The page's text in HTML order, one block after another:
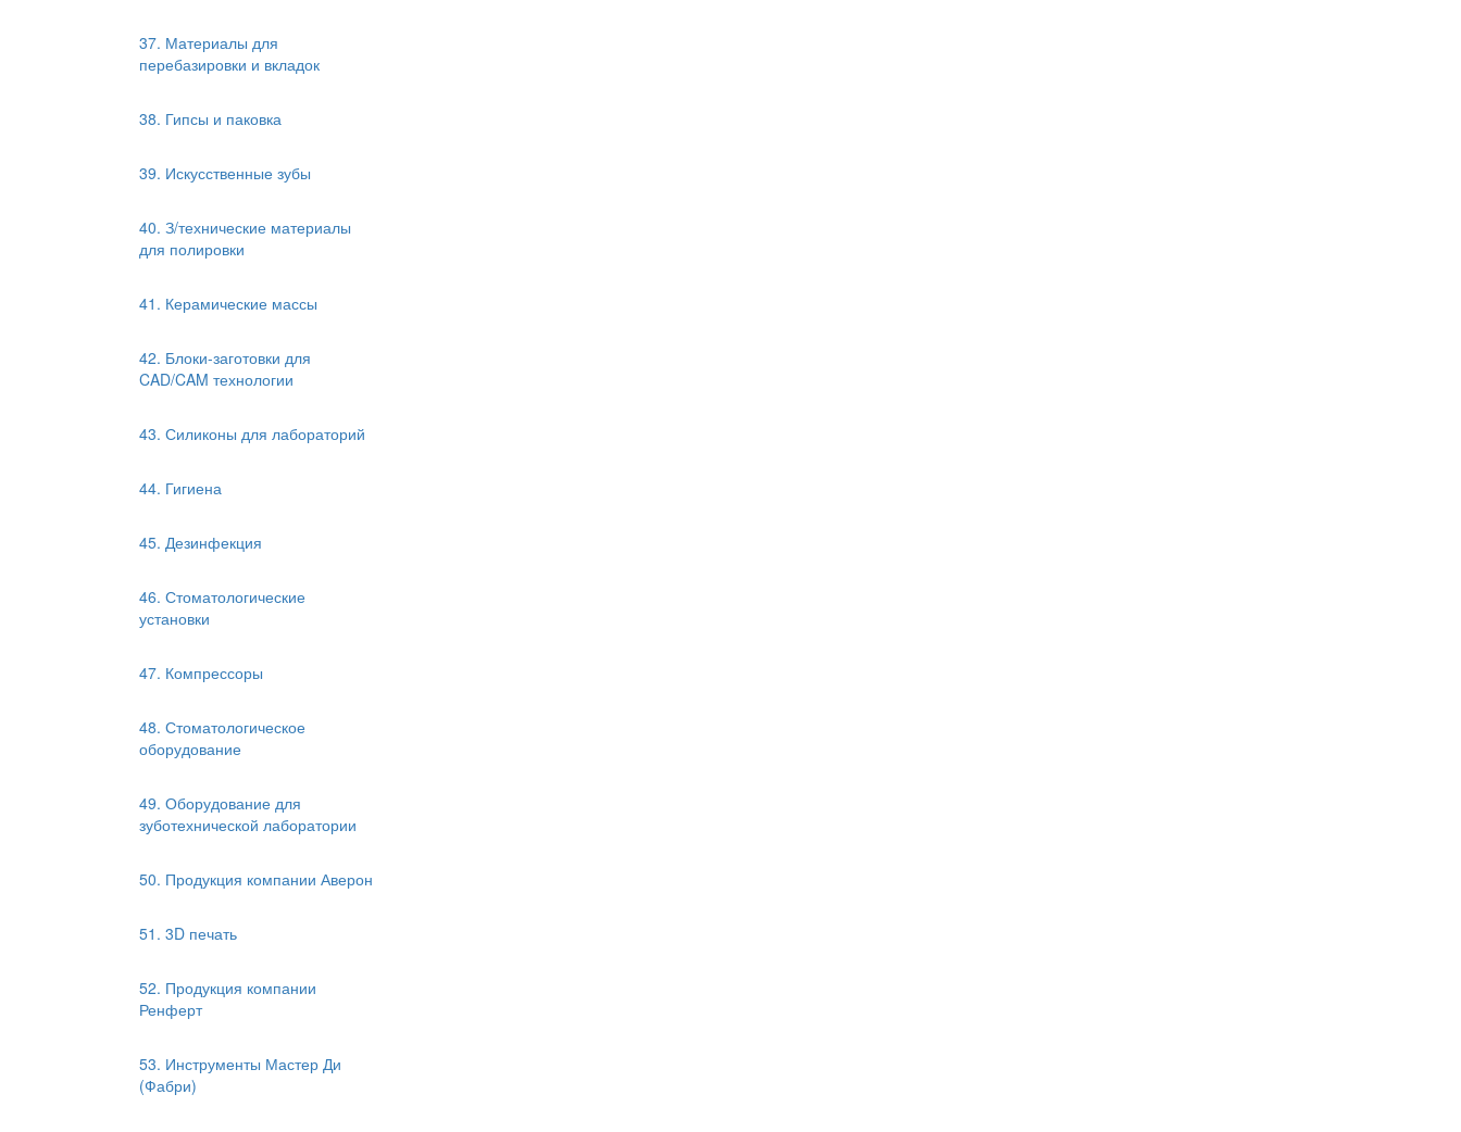
37. Материалы для
перебазировки и вкладок
38. Гипсы и паковка
39. Искусственные зубы
40. З/технические материалы
для полировки
41. Керамические массы
42. Блоки-заготовки для
CAD/CAM технологии
43. Силиконы для лабораторий
44. Гигиена
45. Дезинфекция
46. Стоматологические
установки
47. Компрессоры
48. Стоматологическое
оборудование
49. Оборудование для
зуботехнической лаборатории
50. Продукция компании Аверон
51. 3D печать
52. Продукция компании
Ренферт
53. Инструменты Мастер Ди
(Фабри)